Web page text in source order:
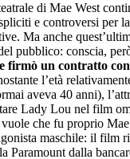
di Mae West
e controversi per
Ma anche
pubblico: conscia,
firmò un contratto con
l’età
aveva 40 anni),
Lady Lou nel film
che fu proprio
maschile: il film
Paramount dalla